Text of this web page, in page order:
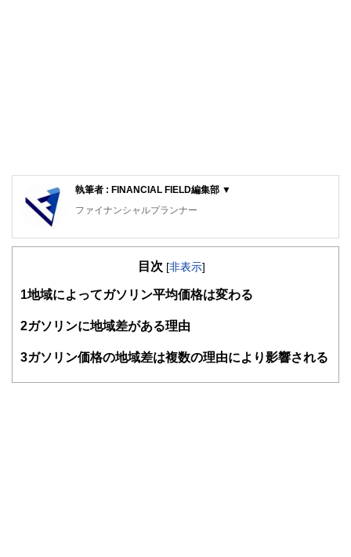
執筆者 : FINANCIAL FIELD編集部 ▼
ファイナンシャルプランナー
FinancialField編集部は、金融、経済に関する記事を、日々
知識がない方でも理解できるようわかりやすく発信していま
得者を中心に「お金や暮らし」に関する書籍・雑誌の編集経
験者で構成され、企画立案から記事掲載まですべての工程に
目次 [非表示]
1 地域によってガソリン平均価格は変わる
2ガソリンに地域差がある理由
3ガソリン価格の地域差は複数の理由により影響される